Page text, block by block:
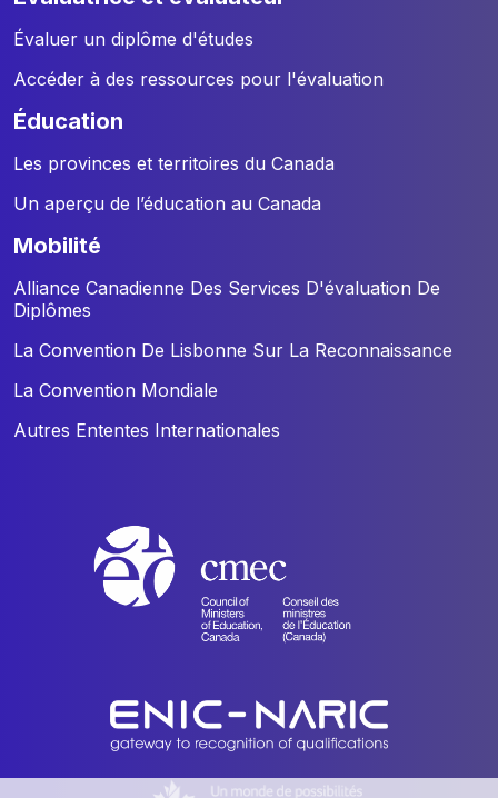
Évaluer un diplôme d'études
Accéder à des ressources pour l'évaluation
éducation
Les provinces et territoires du Canada
Un aperçu de l’éducation au Canada
mobilité
Alliance Canadienne Des Services D'évaluation De
Diplômes
La Convention De Lisbonne Sur La Reconnaissance
La Convention Mondiale
Autres Ententes Internationales